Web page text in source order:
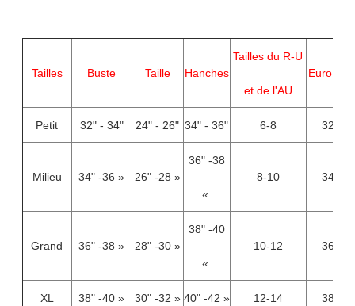
Tailles Buste Taille Hanches
Tailles du R-U
et de l'AU
Euro
Petit 32" - 34" 24" - 26" 34" - 36" 6-8 32-34
Milieu 34" -36 » 26" -28 »
36" -38
«
8-10 34-36
Grand 36" -38 » 28" -30 »
38" -40
«
10-12 36-38
XL 38" -40 » 30" -32 » 40" -42 » 12-14 38-40